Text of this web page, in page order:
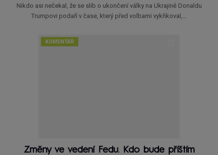
Nikdo asi nečekal, že se slib o ukončení války na Ukrajině Donaldu
Trumpovi podaří v čase, který před volbami vykřikoval,…
KOMENTÁŘ
Změny ve vedení Fedu. Kdo bude příštím